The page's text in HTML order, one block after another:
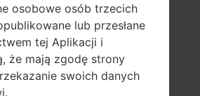
osobowe osób trzecich
lub przesłane
tej Aplikacji i
że mają zgodę strony
swoich danych